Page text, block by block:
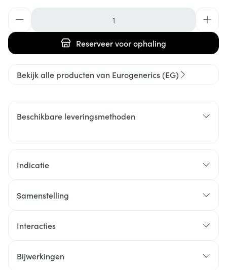
Reserveervoor ophaling
Bekijk alle producten van Eurogenerics (EG)
Beschikbare leveringsmethoden
Indicatie
Samenstelling
Interacties
Bijwerkingen